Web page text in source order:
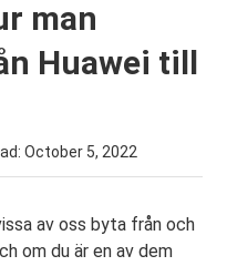
man
Huawei till
October 5, 2022
av oss byta från och
om du är en av dem